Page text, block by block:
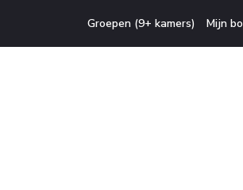
Groepen (9+ kamers) Mijn